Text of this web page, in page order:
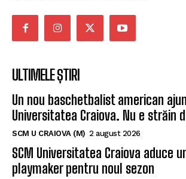
ULTIMELE ȘTIRI
Un nou baschetbalist american
Universitatea Craiova. Nu e străin
SCM U CRAIOVA (M) 2 august 2026
SCM Universitatea Craiova aduce
playmaker pentru noul sezon